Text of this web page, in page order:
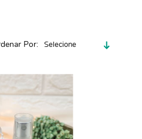
Por Selecione